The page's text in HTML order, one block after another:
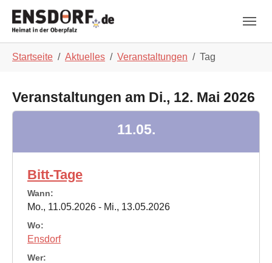
Startseite Aktuelles Veranstaltungen Tag
Veranstaltungen am Di., 12. Mai 2026
11.05.
Bitt-Tage
Wann:
Mo., 11.05.2026 - Mi., 13.05.2026
Wo:
Ensdorf
Wer: